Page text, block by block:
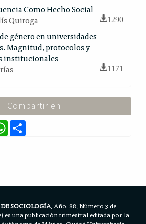
Como Hecho Social
Quiroga
1290
género en universidades
Magnitud, protocolos y
institucionales
1171
Compartir en
W
h
a
SOCIOLOGÍA, Año. 88, Número 3 de
es una publicación trimestral editada por la